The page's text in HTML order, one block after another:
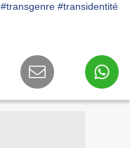
#transgenre #transidentité